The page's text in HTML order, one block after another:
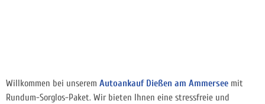
Willkommen bei unserem Autoankauf Dießen am Ammersee mit
Rundum-Sorglos-Paket. Wir bieten Ihnen eine stressfreie und